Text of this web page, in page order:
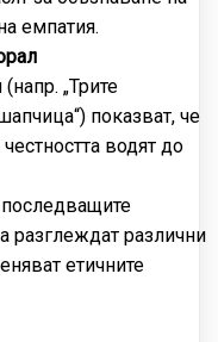
емпатия.
„Трите
показват, че
водят до
разглеждат различни
етичните